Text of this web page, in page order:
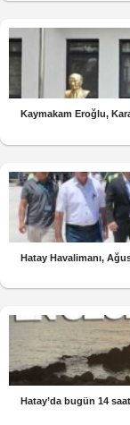
Kaymakam Eroğlu,
Hatay Havalimanı,
Hatay’da bugün 14